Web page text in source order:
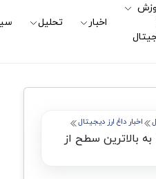
اخبار تحلیل
اخبار داغ ارز دیجیتال
به بالاترین سطح از